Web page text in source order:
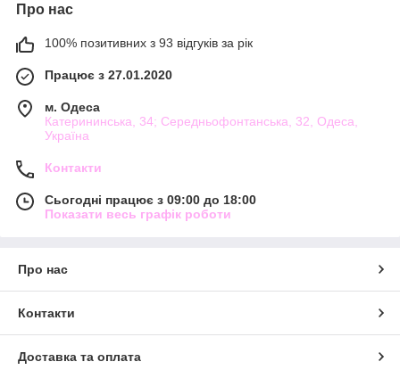
Про нас
100% позитивних з 93 відгуків за рік
Працює з 27.01.2020
м. Одеса
Катерининська, 34; Середньофонтанська, 32, Одеса,
Україна
Контакти
Сьогодні працює з 09:00 до 18:00
Показати весь графік роботи
Про нас
Контакти
Доставка та оплата